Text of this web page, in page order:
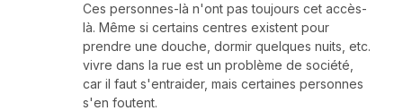
Ces personnes-là n'ont pas toujours cet accès-
là. Même si certains centres existent pour
prendre une douche, dormir quelques nuits, etc.
vivre dans la rue est un problème de société,
car il faut s'entraider, mais certaines personnes
s'en foutent.